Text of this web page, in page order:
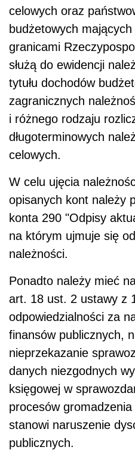
celowych oraz
budżetowych
granicami
służą do ewidencji
tytułu dochodów
zagranicznych
i różnego rodzaju
długoterminowych
celowych.
W celu ujęcia
opisanych kont należy
konta 290 "Odpisy
na którym ujmuje się
należności.
Ponadto należy mieć
art. 18 ust. 2 ustawy z
odpowiedzialności za
finansów publicznych,
nieprzekazanie
danych niezgodnych
księgowej w
procesów
stanowi naruszenie
publicznych.